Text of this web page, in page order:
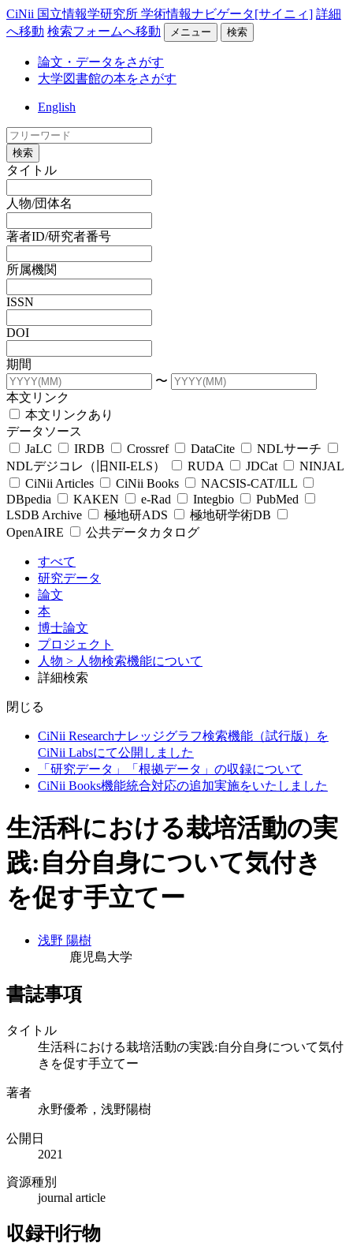
CiNii 国立情報学研究所 学術情報ナビゲータ[サイニィ] 詳細
へ移動 検索フォームへ移動 メニュー 検索
論文・データをさがす
大学図書館の本をさがす
English
検索
タイトル
人物/団体名
著者ID/研究者番号
所属機関
ISSN
DOI
期間
〜
本文リンク
本文リンクあり
データソース
JaLC
IRDB Crossref DataCite
NDLサーチ
NDLデジコレ（旧NII-ELS）
RUDA JDCat
NINJAL
CiNii Articles
CiNii Books
NACSIS-CAT/ILL
DBpedia
KAKEN e-Rad Integbio
PubMed
LSDB Archive
極地研ADS
極地研学術DB
OpenAIRE
公共データカタログ
すべて
研究データ
論文
本
博士論文
プロジェクト
人物 > 人物検索機能について
詳細検索
閉じる
CiNii Researchナレッジグラフ検索機能（試行版）を
CiNii Labsにて公開しました
「研究データ」「根拠データ」の収録について
CiNii Books機能統合対応の追加実施をいたしました
生活科における栽培活動の実
践:自分自身について気付き
を促す手立てー
浅野 陽樹
鹿児島大学
書誌事項
タイトル
生活科における栽培活動の実践:自分自身について気付
きを促す手立てー
著者
永野優希，浅野陽樹
公開日
2021
資源種別
journal article
収録刊行物